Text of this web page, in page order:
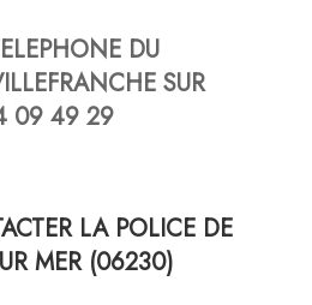
DU
SUR
09 49 29
LA POLICE DE
MER (06230)